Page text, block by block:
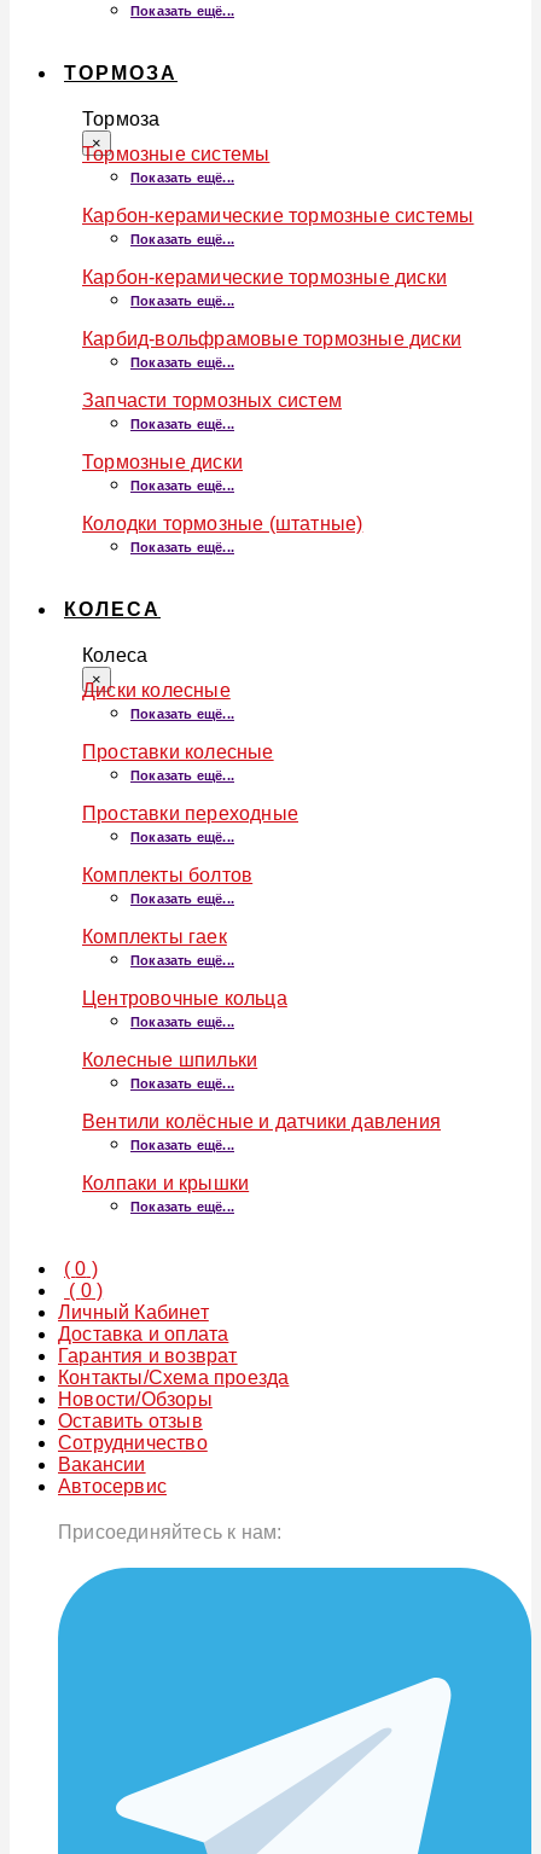
Показать ещё...
ТОРМОЗА
Тормоза
×
Тормозные системы
Показать ещё...
Карбон-керамические тормозные системы
Показать ещё...
Карбон-керамические тормозные диски
Показать ещё...
Карбид-вольфрамовые тормозные диски
Показать ещё...
Запчасти тормозных систем
Показать ещё...
Тормозные диски
Показать ещё...
Колодки тормозные (штатные)
Показать ещё...
КОЛЕСА
Колеса
×
Диски колесные
Показать ещё...
Проставки колесные
Показать ещё...
Проставки переходные
Показать ещё...
Комплекты болтов
Показать ещё...
Комплекты гаек
Показать ещё...
Центровочные кольца
Показать ещё...
Колесные шпильки
Показать ещё...
Вентили колёсные и датчики давления
Показать ещё...
Колпаки и крышки
Показать ещё...
(0 )
( 0)
Личный Кабинет
Доставка и оплата
Гарантия и возврат
Контакты/Схема проезда
Новости/Обзоры
Оставить отзыв
Сотрудничество
Вакансии
Автосервис
Присоединяйтесь к нам: